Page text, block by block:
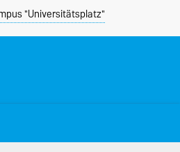
"Universitätsplatz"